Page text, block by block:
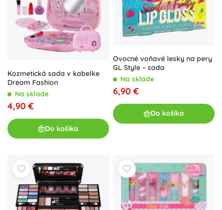
Kozmetická sada v kabelke
Dream Fashion
Na sklade
4,90 €
Do košíka
Ovocné voňavé lesky na pery
GL Style – sada
Na sklade
6,90 €
Do košíka